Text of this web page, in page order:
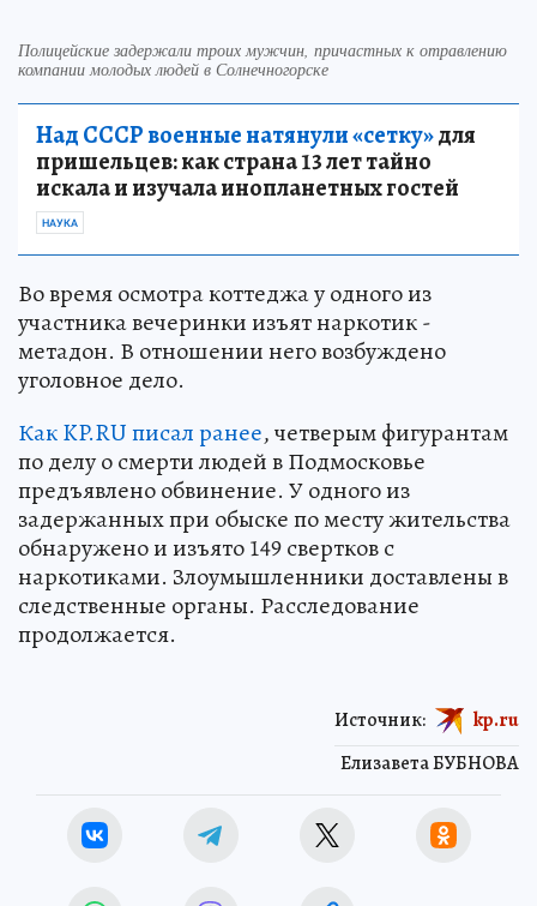
Полицейские задержали троих мужчин, причастных к отравлению
компании молодых людей в Солнечногорске
Над СССР военные натянули «сетку»для
пришельцев: как страна 13 лет тайно
искала и изучала инопланетных гостей
НАУКА
Во время осмотра коттеджа у одного из
участника вечеринки изъят наркотик -
метадон. В отношении него возбуждено
уголовное дело.
Как KP.RU писал ранее, четверым фигурантам
по делу о смерти людей в Подмосковье
предъявлено обвинение. У одного из
задержанных при обыске по месту жительства
обнаружено и изъято 149 свертков с
наркотиками. Злоумышленники доставлены в
следственные органы. Расследование
продолжается.
Елизавета БУБНОВА
Источник: kp.ru